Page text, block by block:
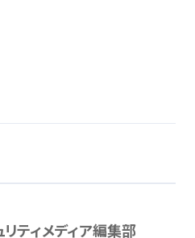
ティメディア編集部